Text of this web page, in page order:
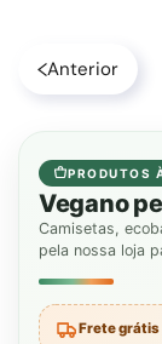
Anterior
PRODUTOS
Vegano
Camisetas,
pela nossa loja
Frete grátis